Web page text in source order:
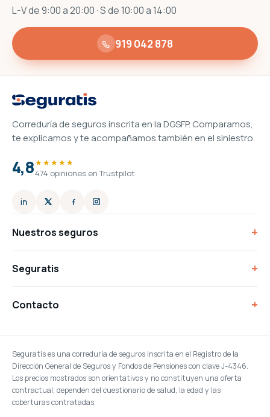
L-V de 9:00 a 20:00 · S de 10:00 a 14:00
919 042 878
Correduría de seguros inscrita en la DGSFP. Comparamos,
te explicamos y te acompañamos también en el siniestro.
4,8★★★★★
474 opiniones en Trustpilot
Nuestros seguros +
Seguratis +
Contacto +
Seguratis es una correduría de seguros inscrita en el Registro de la
Dirección General de Seguros y Fondos de Pensiones con clave J-4346.
Los precios mostrados son orientativos y no constituyen una oferta
contractual; dependen del cuestionario de salud, la edad y las
coberturas contratadas.